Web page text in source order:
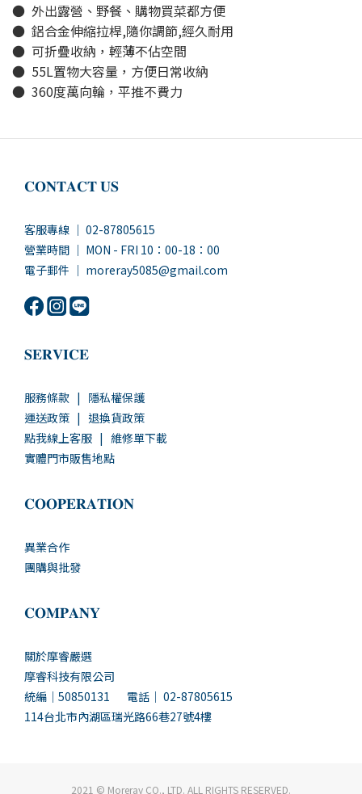
● 外出露營、野餐、購物買菜都方便
● 鋁合金伸縮拉桿,隨你調節,經久耐用
● 可折疊收納，輕薄不佔空間
● 55L置物大容量，方便日常收納
● 360度萬向輪，平推不費力
𝐂𝐎𝐍𝐓𝐀𝐂𝐓 𝐔𝐒
客服專線 ｜ 02-87805615
營業時間 ｜ MON - FRI 10：00-18：00
電子郵件 ｜ moreray5085@gmail.com
𝐒𝐄𝐑𝐕𝐈𝐂𝐄
服務條款 | 隱私權保護
運送政策 | 退換貨政策
點我線上客服 | 維修單下載
實體門市販售地點
𝐂𝐎𝐎𝐏𝐄𝐑𝐀𝐓𝐈𝐎𝐍
異業合作
團購與批發
𝐂𝐎𝐌𝐏𝐀𝐍𝐘
關於摩睿嚴選
摩睿科技有限公司
統編｜50850131 電話｜ 02-87805615
114台北市內湖區瑞光路66巷27號4樓
2021 © Moreray CO., LTD. ALL RIGHTS RESERVED.